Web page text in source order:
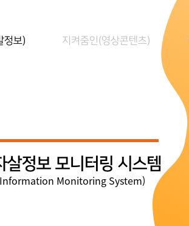
정보) 지켜줌인(영상콘텐츠)
살정보 모니터링 시스템
Monitoring System)